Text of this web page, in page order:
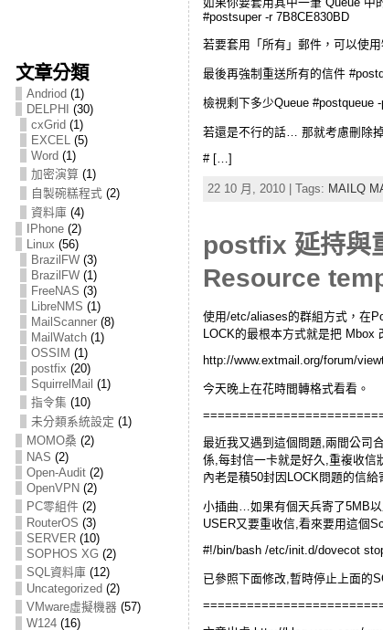
文章分類
Andriod (1)
DELPHI
(30)
cxGrid (1)
EXCEL(5)
Word (1)
加密演算(1)
自製碗糕程式(2)
資料庫(4)
IPhone(2)
Linux (56)
BrazilFW(3)
BrazilFW(1)
FreeNAS (3)
LibreNMS (1)
MailScanner(8)
MailWatch(1)
OSSIM (1)
postfix (20)
SquirrelMail (1)
指令集 (10)
未分類系統設定 (1)
MOMO桑 (2)
NAS (2)
Open-Audit(2)
OpenVPN (2)
PC零組件(2)
RouterOS (3)
SERVER(10)
SOPHOS XG (2)
SQL資料庫(12)
Uncategorized (2)
VMware虛擬機器 (57)
W124(16)
#postsuper -r 7B8CE830BD
若要套用「所有」郵件，可以使
最後再強制重送所有的信件
檢視剩下多少Queue #postqueue -
若還是不行的話… 那就考慮刪除
# […]
22 10 月, 2010 | Tags: MAILQ
postfix 延持
Resource
使用/etc/aliases的群組方式，在
LOCK的最根本方式就是把 Mbox
http://www.extmail.org/forum/
今天晚上在花時間轉格式看看。
最近我又遇到這個問題,兩間公司
係,每封信一卡就是好久,重複收信
內老是積50封因LOCK問題的信給
小插曲…如果有個天兵寄了5MB
USER又要重收信,看來要用這個
#!/bin/bash /etc/init.d/dovecot
已參照下面修改,暫時停止上面的